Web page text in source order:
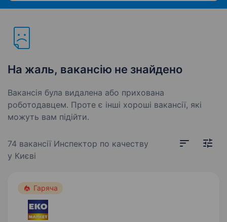
На жаль, вакансію не знайдено
Вакансія була видалена або прихована
роботодавцем. Проте є інші хороші вакансії, які
можуть вам підійти.
74 вакансії Инспектор по качеству
у Києві
Гаряча